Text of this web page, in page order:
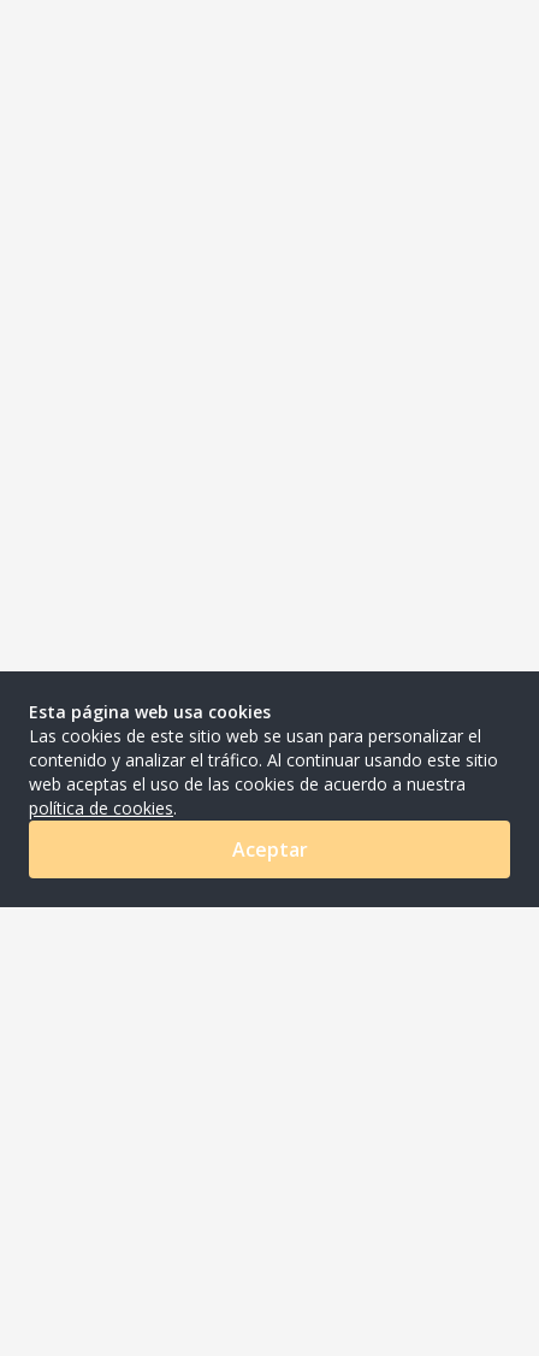
Esta página web usa cookies
Las cookies de este sitio web se usan para personalizar el
contenido y analizar el tráfico. Al continuar usando este sitio
web aceptas el uso de las cookies de acuerdo a nuestra
política de cookies.
Aceptar